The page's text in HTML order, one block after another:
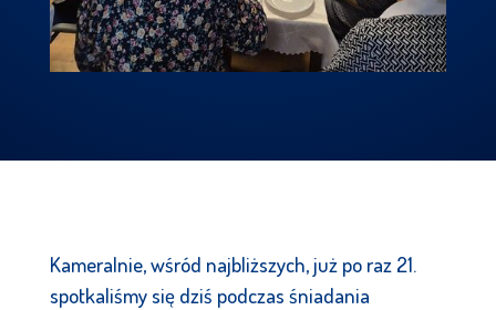
Kameralnie, wśród najbliższych, już po raz 21.
spotkaliśmy się dziś podczas śniadania